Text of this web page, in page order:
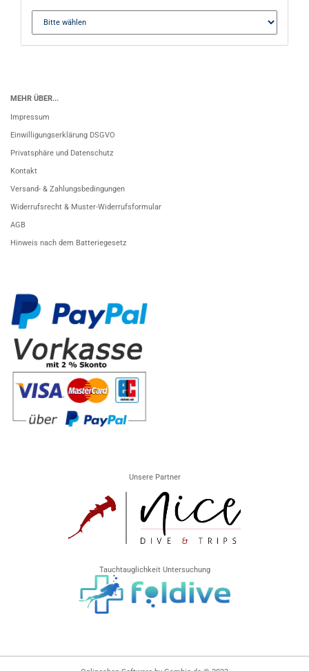
MEHR ÜBER...
Impressum
Einwilligungserklärung DSGVO
Privatsphäre und Datenschutz
Kontakt
Versand- & Zahlungsbedingungen
Widerrufsrecht & Muster-Widerrufsformular
AGB
Hinweis nach dem Batteriegesetz
Unsere Partner
Tauchtauglichkeit Untersuchung